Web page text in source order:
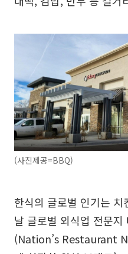
(사진제공=BBQ)
한식의 글로벌 인기는
날 글로벌 외식업 전문
(Nation’s Restaurant